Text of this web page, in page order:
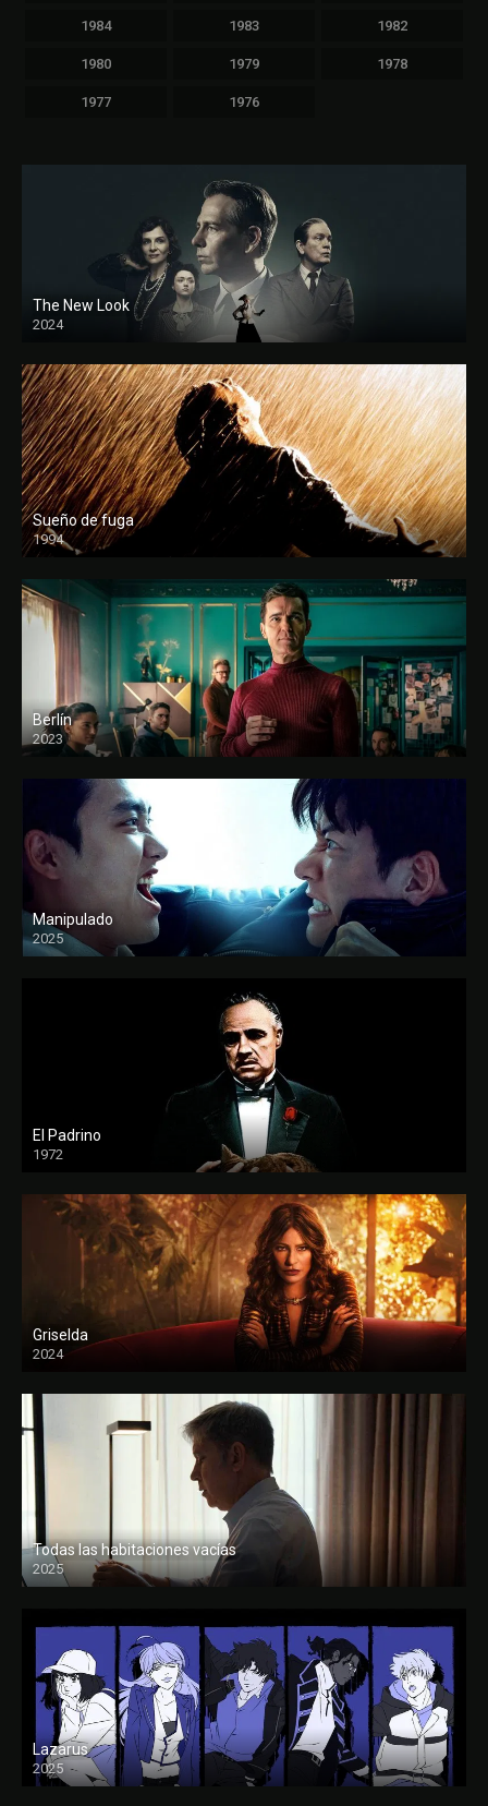
1984 1983 1982
1980 1979 1978
1977 1976
The New Look
2024
Sueño de fuga
1994
FULL HD
Berlín
2023
Manipulado
2025
El Padrino
1972
FULL HD
Griselda
2024
Todas las habitaciones vacías
2025
FULL HD
Lazarus
2025